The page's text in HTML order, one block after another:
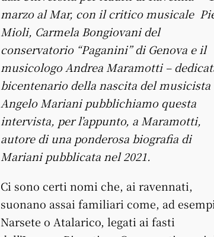
marzo al Mar, con il critico musicale
Mioli, Carmela Bongiovani del
conservatorio “Paganini” di Genova e il
musicologo Andrea Maramotti –
bicentenario della nascita del musicista
Angelo Mariani pubblichiamo questa
intervista, per l’appunto, a Maramotti,
autore di una ponderosa biografia di
Mariani pubblicata nel 2021.
Ci sono certi nomi che, ai ravennati,
suonano assai familiari come, ad
Narsete o Atalarico, legati ai fasti